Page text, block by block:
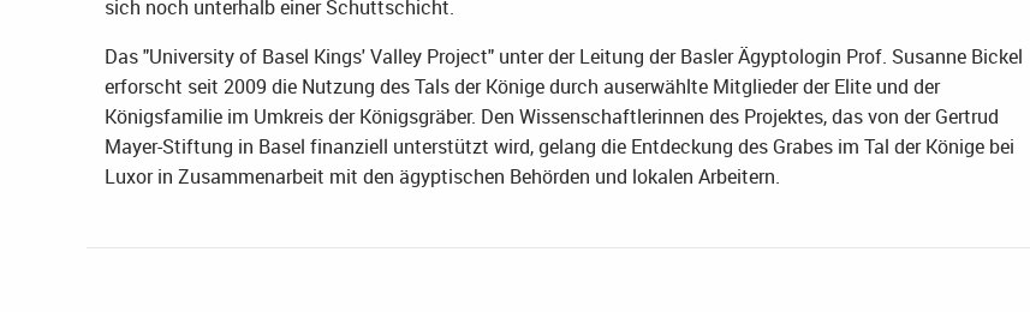
sich noch unterhalb einer Schuttschicht.
Das "University of Basel Kings' Valley Project" unter der Leitung der Basler Ägyptologin Prof. Susanne Bickel
erforscht seit 2009 die Nutzung des Tals der Könige durch auserwählte Mitglieder der Elite und der
Königsfamilie im Umkreis der Königsgräber. Den Wissenschaftlerinnen des Projektes, das von der Gertrud
Mayer-Stiftung in Basel finanziell unterstützt wird, gelang die Entdeckung des Grabes im Tal der Könige bei
Luxor in Zusammenarbeit mit den ägyptischen Behörden und lokalen Arbeitern.